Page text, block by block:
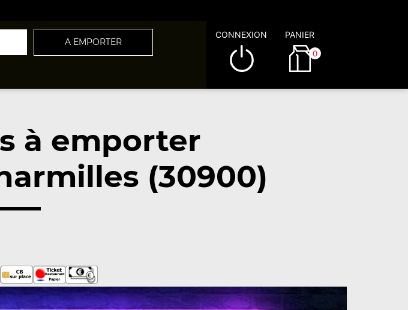
A EMPORTER
CONNEXION PANIER
0
à emporter
(30900)